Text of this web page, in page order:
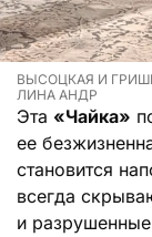
ВЫСОЦКАЯ И
ЛИНА АНДР
Эта «Чайка»
ее
становится
всегда
и